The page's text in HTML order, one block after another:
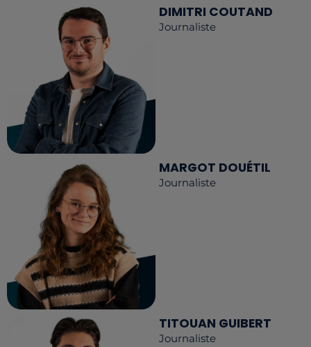
DIMITRI COUTAND
Journaliste
MARGOT DOUÉTIL
Journaliste
TITOUAN GUIBERT
Journaliste